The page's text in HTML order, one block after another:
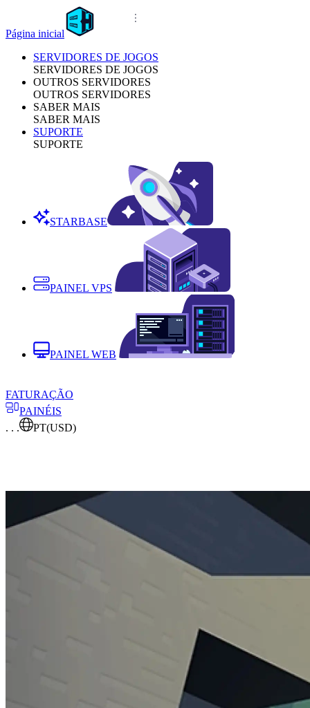
Página inicial
SERVIDORES DE JOGOS
SERVIDORES DE JOGOS
OUTROS SERVIDORES
OUTROS SERVIDORES
SABER MAIS
SABER MAIS
SUPORTE
SUPORTE
STARBASE
PAINEL VPS
PAINEL WEB
FATURAÇÃO
PAINÉIS
. . .
PT(USD)